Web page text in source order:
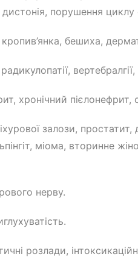
порушення
бешиха,
хронічний
залози,
міома, вторинне
нерву.
розлади,